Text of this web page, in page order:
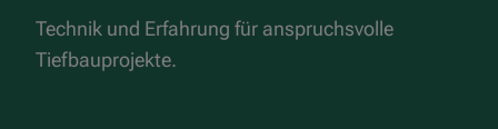
Technik und Erfahrung für anspruchsvolle
Tiefbauprojekte.